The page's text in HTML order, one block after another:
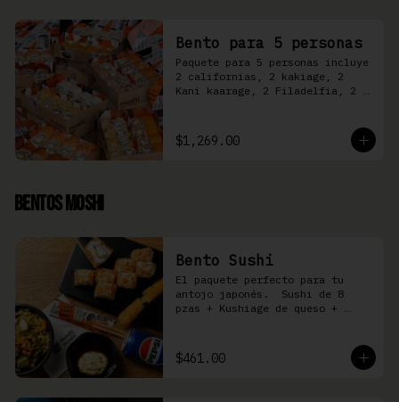
Bento para 5 personas
Paquete para 5 personas incluye
2 californias, 2 kakiage, 2
Kani kaarage, 2 Filadelfia, 2
$1,269.00
Bentos Moshi
Bento Sushi
El paquete perfecto para tu
antojo japonés.  Sushi de 8
pzas + Kushiage de queso +
$461.00